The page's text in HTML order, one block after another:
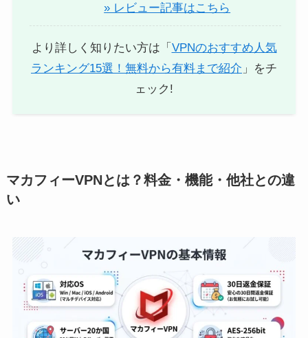
» レビュー記事はこちら
より詳しく知りたい方は「 VPNのおすすめ人気
ランキング15選！無料から有料まで紹介 」をチ
ェック!
マカフィーVPNとは？料金・機能・他社との違
い